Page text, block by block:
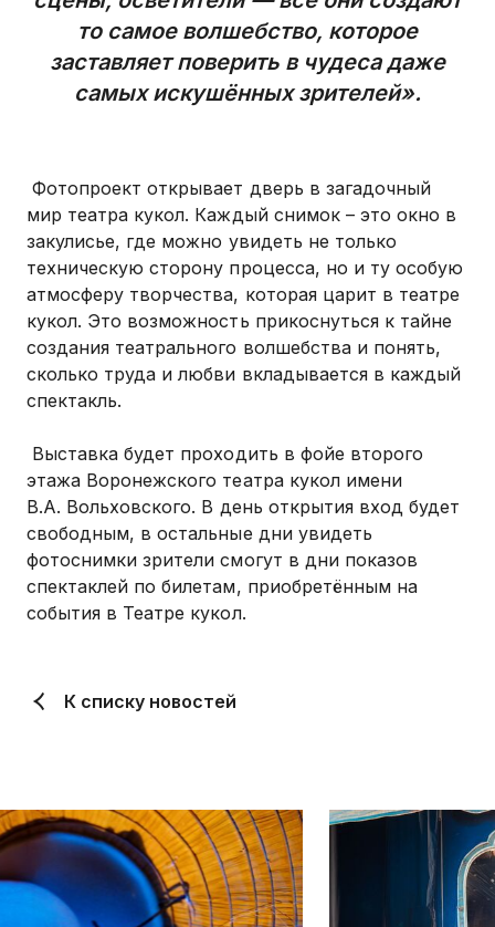
то самое волшебство, которое
заставляет поверить в чудеса даже
самых искушённых зрителей».
Фотопроект открывает дверь в загадочный
мир театра кукол. Каждый снимок – это окно в
закулисье, где можно увидеть не только
техническую сторону процесса, но и ту особую
атмосферу творчества, которая царит в театре
кукол. Это возможность прикоснуться к тайне
создания театрального волшебства и понять,
сколько труда и любви вкладывается в каждый
спектакль.
Выставка будет проходить в фойе второго
этажа Воронежского театра кукол имени
В.А. Вольховского. В день открытия вход будет
свободным, в остальные дни увидеть
фотоснимки зрители смогут в дни показов
спектаклей по билетам, приобретённым на
события в Театре кукол.
К списку новостей